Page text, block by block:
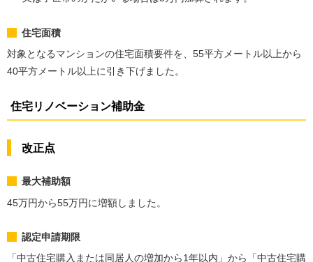
住宅面積
対象となるマンションの住宅面積要件を、55平方メートル以上から
40平方メートル以上に引き下げました。
住宅リノベーション補助金
改正点
最大補助額
45万円から55万円に増額しました。
認定申請期限
「中古住宅購入または同居人の増加から1年以内」から「中古住宅購